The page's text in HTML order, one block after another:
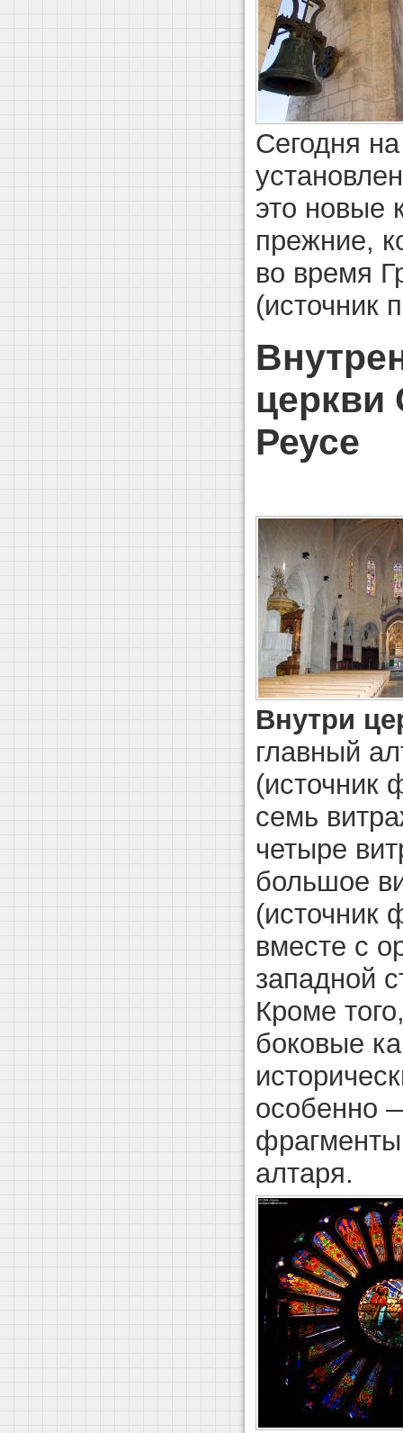
Сегодня
это новые
прежние,
во время
(источник
церкви
Реусе
Внутри
главный
(источник
семь
четыре
большое
(источник
вместе с
западной
Кроме
боковые
особенно
фрагменты
алтаря.